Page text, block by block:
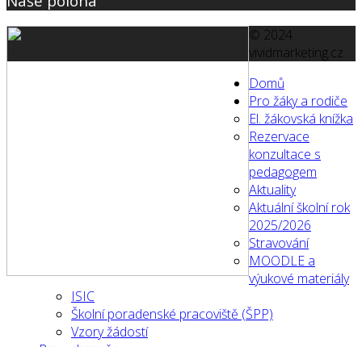
© 2024
vividmarketing.cz
Domů
Pro žáky a rodiče
El. žákovská knížka
Rezervace
konzultace s
pedagogem
Aktuality
Aktuální školní rok
2025/2026
Stravování
MOODLE a
výukové materiály
ISIC
Školní poradenské pracoviště (ŠPP)
Vzory žádostí